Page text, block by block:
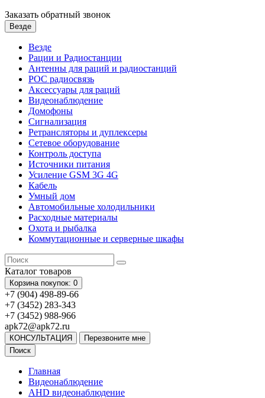
Заказать обратный звонок
Везде
Везде
Рации и Радиостанции
Антенны для раций и радиостанций
POC радиосвязь
Аксессуары для раций
Видеонаблюдение
Домофоны
Сигнализация
Ретрансляторы и дуплексеры
Сетевое оборудование
Контроль доступа
Источники питания
Усиление GSM 3G 4G
Кабель
Умный дом
Автомобильные холодильники
Расходные материалы
Охота и рыбалка
Коммутационные и серверные шкафы
Каталог товаров
Корзина покупок: 0
+7 (904) 498-89-66
+7 (3452) 283-343
+7 (3452) 988-966
apk72@apk72.ru
КОНСУЛЬТАЦИЯ
Перезвоните мне
Поиск
Главная
Видеонаблюдение
AHD видеонаблюдение